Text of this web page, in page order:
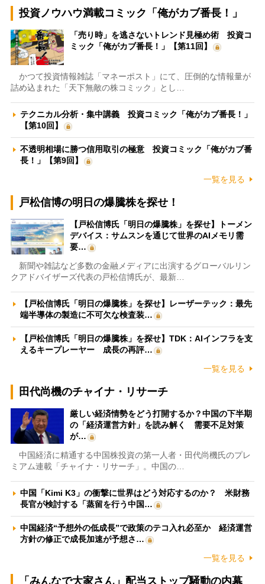
投資ノウハウ満載コミック「俺がカブ番長！」
「売り時」を逃さないトレンド見極め術 投資コ
ミック「俺がカブ番長！」【第11回】
かつて投資情報雑誌「マネーポスト」にて、圧倒的な情報量が
詰め込まれた「天下無敵の株コミック」とし…
テクニカル分析・集中講義 投資コミック「俺がカブ番長！」
【第10回】
不透明相場に勝つ信用取引の極意 投資コミック「俺がカブ番
長！」【第9回】
一覧を見る
戸松信博の明日の爆騰株を探せ！
【戸松信博氏「明日の爆騰株」を探せ】トーメン
デバイス：サムスンを通じて世界のAIメモリ需
要…
新聞や雑誌など多数の金融メディアに出演するグローバルリン
クアドバイザーズ代表の戸松信博氏が、最新…
【戸松信博氏「明日の爆騰株」を探せ】レーザーテック：最先
端半導体の製造に不可欠な検査装…
【戸松信博氏「明日の爆騰株」を探せ】TDK：AIインフラを支
えるキープレーヤー 成長の再評…
一覧を見る
田代尚機のチャイナ・リサーチ
厳しい経済情勢をどう打開するか？中国の下半期
の「経済運営方針」を読み解く 需要不足対策
が…
中国経済に精通する中国株投資の第一人者・田代尚機氏のプレ
ミアム連載「チャイナ・リサーチ」。中国の…
中国「Kimi K3」の衝撃に世界はどう対応するのか？ 米財務
長官が検討する「蒸留を行う中国…
中国経済“予想外の低成長”で政策のテコ入れ必至か 経済運営
方針の修正で成長加速が予想さ…
一覧を見る
「みんなで大家さん」配当ストップ騒動の内幕